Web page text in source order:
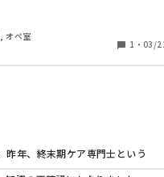
りますでしょうか？
てください！🙇‍♀️
オペ室
1 ・ 03/
昨年、終末期ケア専門士という